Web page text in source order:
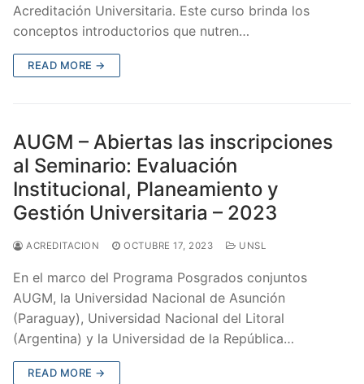
Acreditación Universitaria. Este curso brinda los
conceptos introductorios que nutren…
READ MORE →
AUGM – Abiertas las inscripciones
al Seminario: Evaluación
Institucional, Planeamiento y
Gestión Universitaria – 2023
ACREDITACION OCTUBRE 17, 2023 UNSL
En el marco del Programa Posgrados conjuntos
AUGM, la Universidad Nacional de Asunción
(Paraguay), Universidad Nacional del Litoral
(Argentina) y la Universidad de la República…
READ MORE →